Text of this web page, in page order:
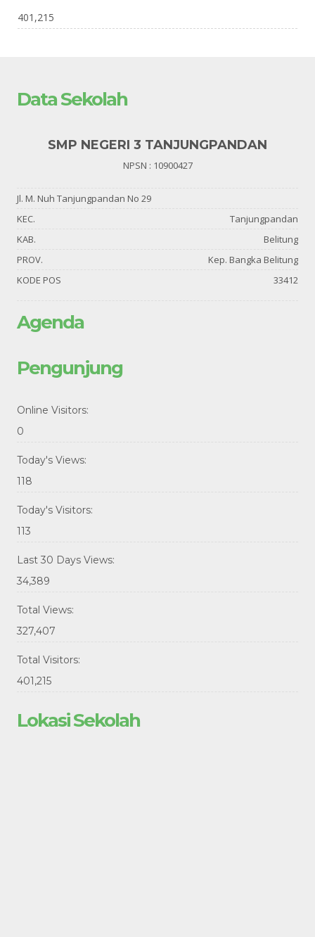
401,215
Data Sekolah
SMP NEGERI 3 TANJUNGPANDAN
NPSN : 10900427
Jl. M. Nuh Tanjungpandan No 29
KEC.
Tanjungpandan
KAB.
Belitung
PROV.
Kep. Bangka Belitung
KODE POS
33412
Agenda
Pengunjung
Online Visitors:
0
Today's Views:
118
Today's Visitors:
113
Last 30 Days Views:
34,389
Total Views:
327,407
Total Visitors:
401,215
Lokasi Sekolah